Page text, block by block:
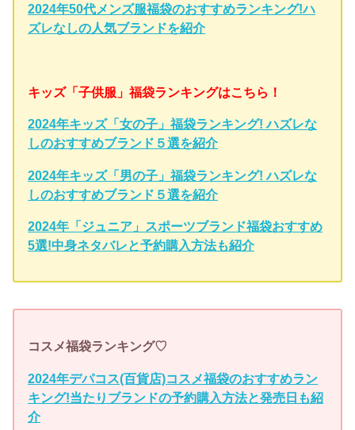
2024年50代メンズ服福袋のおすすめランキング!ハ
ズレなしの人気ブランドを紹介
キッズ「子供服」福袋ランキングはこちら！
2024年キッズ「女の子」福袋ランキング! ハズレな
しのおすすめブランド５選を紹介
2024年キッズ「男の子」福袋ランキング! ハズレな
しのおすすめブランド５選を紹介
2024年「ジュニア」スポーツブランド福袋おすすめ
5選!中身ネタバレと予約購入方法も紹介
コスメ福袋ランキング♡
2024年デパコス(百貨店)コスメ福袋のおすすめラン
キング!当たりブランドの予約購入方法と発売日も紹
介